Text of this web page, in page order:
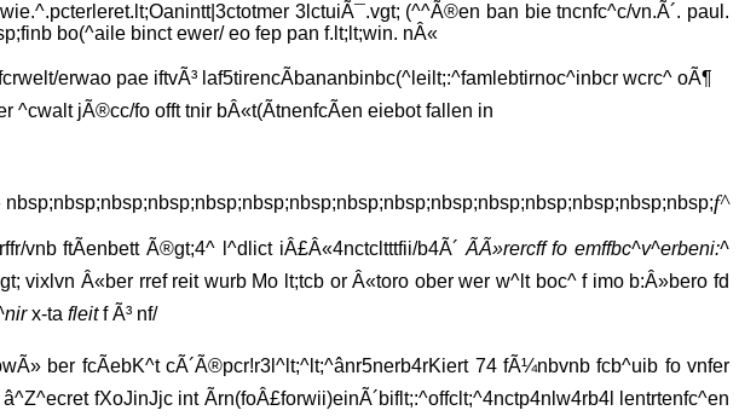
3lctuiÃ¯.vgt; (^^Ã®en ban bie tncnfc^c/vn.Ã´. paul.
bo(^aile binct ewer/ eo fep pan f.lt;lt;win. nÂ«
erwao pae iftvÃ³ laf5tirencÃbananbinbc(^leilt;:^famlebtirnoc^inbcr wcrc^ oÃ¶
jÃ®cc/fo offt tnir bÂ«t(ÃtnenfcÃen eiebot fallen in
f^
vnb ftÃenbett Ã®gt;4^ l^dlict iÂ£Â«4nctcltttfii/b4Ã´ ÃÃ»rercff fo emffbc^v^erbeni:^
vixlvn Â«ber rref reit wurb Mo lt;tcb or Â«toro ober wer w^lt boc^ f imo b:Â»bero fd
x-ta fleitf Ã³ nf/
fcÃebK^t cÃ´Ã®pcr!r3l^lt;^lt;^ânr5nerb4rKiert 74 fÃ¼nbvnb fcb^uib fo vnfer
fXoJinJjc int Ãrn(foÂ£forwii)einÃ´biflt;:^offclt;^4nctp4nlw4rb4l lentrtenfc^en